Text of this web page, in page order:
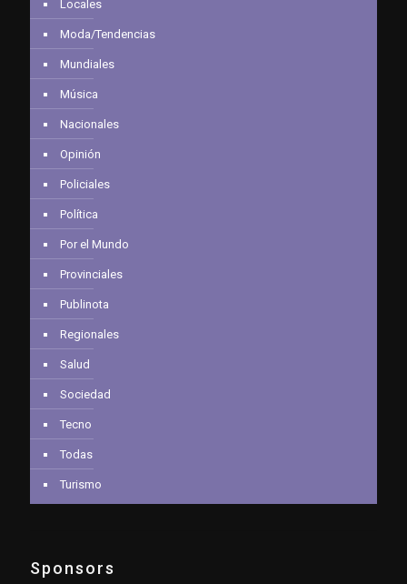
Locales
Moda/Tendencias
Mundiales
Música
Nacionales
Opinión
Policiales
Política
Por el Mundo
Provinciales
Publinota
Regionales
Salud
Sociedad
Tecno
Todas
Turismo
Sponsors